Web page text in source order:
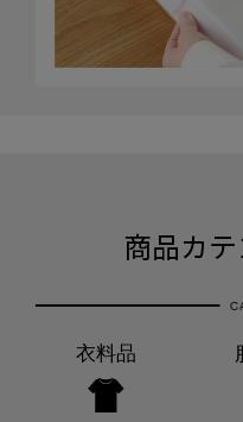
商品カ
衣料品